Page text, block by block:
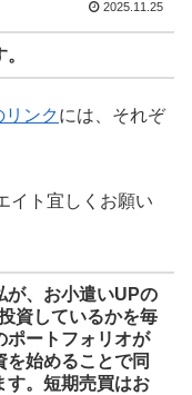
2025.11.25
ンクには、それぞ
イト宜しくお願い
が、お小遣いUPの
資しているかを毎
ポートフォリオが
始めることで同
す。短期売買はお